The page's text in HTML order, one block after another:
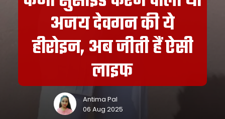
अजय देवगन की ये
हीरोइन, अब जीती हैं ऐसी
लाइफ
Antima Pal
06 Aug 2025